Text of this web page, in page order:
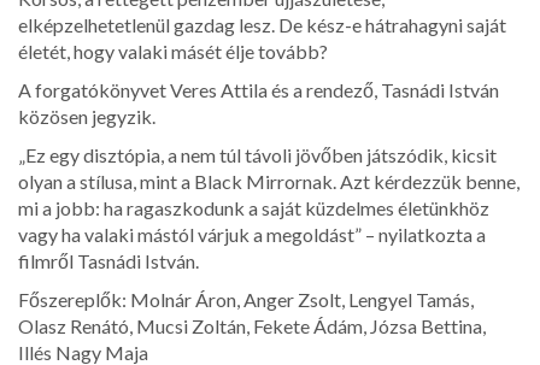
elképzelhetetlenül gazdag lesz. De kész-e hátrahagyni saját
életét, hogy valaki másét élje tovább?
A forgatókönyvet Veres Attila és a rendező, Tasnádi István
közösen jegyzik.
„Ez egy disztópia, a nem túl távoli jövőben játszódik, kicsit
olyan a stílusa, mint a Black Mirrornak. Azt kérdezzük benne,
mi a jobb: ha ragaszkodunk a saját küzdelmes életünkhöz
vagy ha valaki mástól várjuk a megoldást” – nyilatkozta a
filmről Tasnádi István.
Főszereplők: Molnár Áron, Anger Zsolt, Lengyel Tamás,
Olasz Renátó, Mucsi Zoltán, Fekete Ádám, Józsa Bettina,
Illés Nagy Maja